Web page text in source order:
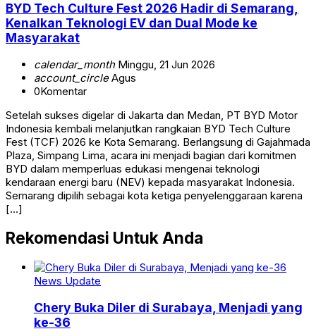
BYD Tech Culture Fest 2026 Hadir di Semarang,
Kenalkan Teknologi EV dan Dual Mode ke
Masyarakat
calendar_monthMinggu, 21 Jun 2026
account_circleAgus
0Komentar
Setelah sukses digelar di Jakarta dan Medan, PT BYD Motor
Indonesia kembali melanjutkan rangkaian BYD Tech Culture
Fest (TCF) 2026 ke Kota Semarang. Berlangsung di Gajahmada
Plaza, Simpang Lima, acara ini menjadi bagian dari komitmen
BYD dalam memperluas edukasi mengenai teknologi
kendaraan energi baru (NEV) kepada masyarakat Indonesia.
Semarang dipilih sebagai kota ketiga penyelenggaraan karena
[…]
Rekomendasi Untuk Anda
News Update
Chery Buka Diler di Surabaya, Menjadi yang
ke-36